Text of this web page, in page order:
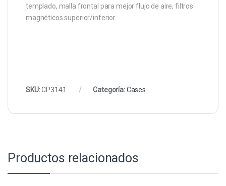
templado, malla frontal para mejor flujo de aire, filtros
magnéticos superior/inferior
SKU:CP3141 Categoría:Cases
Productos relacionados